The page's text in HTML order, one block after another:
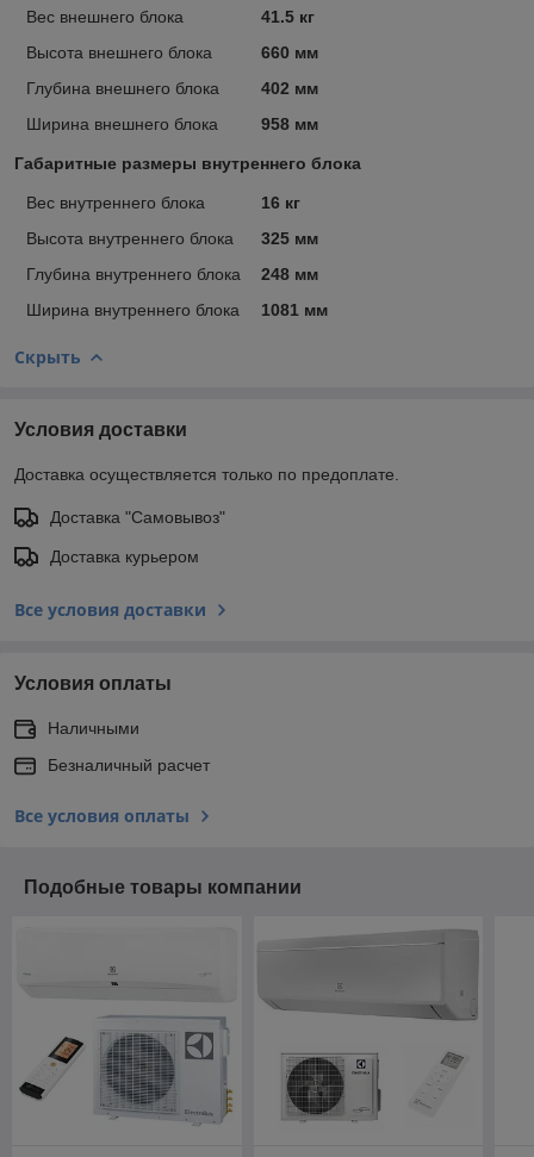
Вес внешнего блока
41.5 кг
Высота внешнего блока
660 мм
Глубина внешнего блока
402 мм
Ширина внешнего блока
958 мм
Габаритные размеры внутреннего блока
Вес внутреннего блока
16 кг
Высота внутреннего блока
325 мм
Глубина внутреннего блока
248 мм
Ширина внутреннего блока
1081 мм
Скрыть
Условия доставки
Доставка осуществляется только по предоплате.
Доставка "Самовывоз"
Доставка курьером
Все условия доставки
Условия оплаты
Наличными
Безналичный расчет
Все условия оплаты
Подобные товары компании